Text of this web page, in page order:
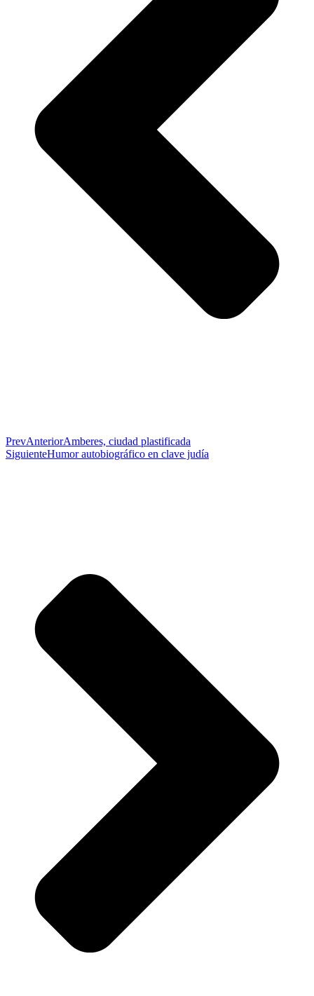
PrevAnteriorAmberes, ciudad plastificada
SiguienteHumor autobiográfico en clave judía